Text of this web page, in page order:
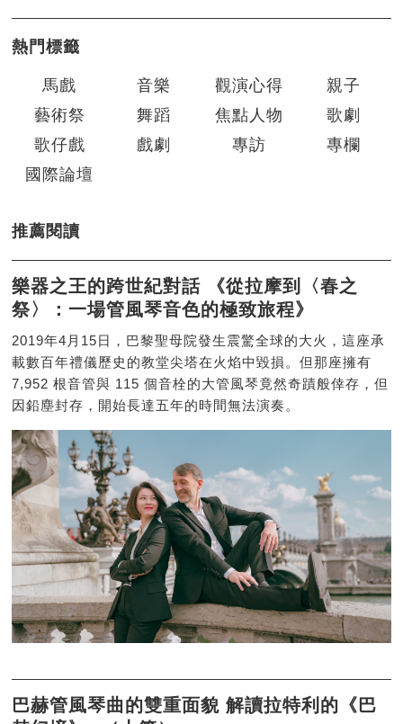
熱門標籤
馬戲 音樂 觀演心得
親子
藝術祭
舞蹈 焦點人物
歌劇
歌仔戲
戲劇 專訪
專欄
國際論壇
推薦閱讀
樂器之王的跨世紀對話 《從拉摩到〈春之
祭〉：一場管風琴音色的極致旅程》
2019年4月15日，巴黎聖母院發生震驚全球的大火，這座承
載數百年禮儀歷史的教堂尖塔在火焰中毀損。但那座擁有
7,952 根音管與 115 個音栓的大管風琴竟然奇蹟般倖存，但
因鉛塵封存，開始長達五年的時間無法演奏。
巴赫管風琴曲的雙重面貌 解讀拉特利的《巴